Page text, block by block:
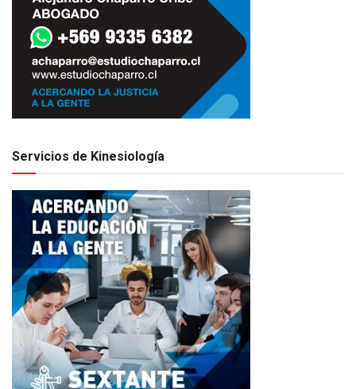
Servicios de Kinesiología